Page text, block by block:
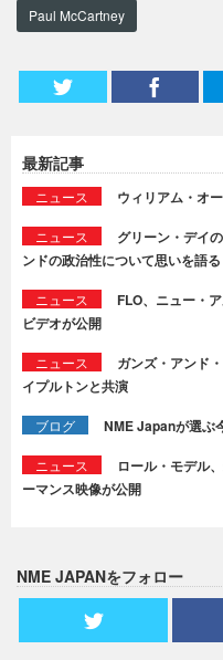
Paul McCartney
最新記事
ニュース ウィリアム・オ
ニュース
グリーン・デイ
ンドの政治性について思いを語る
ニュース
FLO、ニュー・
ビデオが公開
ニュース
ガンズ・アンド
イプルトンと共演
ブログ NME Japanが選ぶ
ニュース
ロール・モデル
ーマンス映像が公開
NME JAPANをフォロー